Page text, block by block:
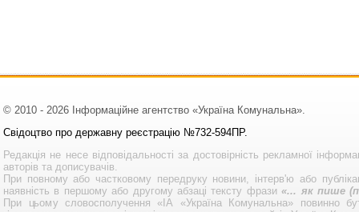
© 2010 - 2026 Інформаційне агентство «Україна Комунальна».
Свідоцтво про державну реєстрацію №732-594ПР.
Редакція не несе відповідальності за достовірність рекламної
авторів та дописувачів.
При повному або частковому передруку новини, інтерв'ю або
наявність в першому або другому абзаці тексту фрази«... як пише
При цьому словосполучення «ІА «Україна Комунальна» повинно